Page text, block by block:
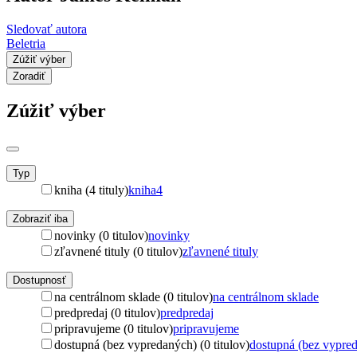
Sledovať autora
Beletria
Zúžiť výber
Zoradiť
Zúžiť výber
Typ
kniha (4 tituly)kniha4
Zobraziť iba
novinky (0 titulov)novinky
zľavnené tituly (0 titulov)zľavnené tituly
Dostupnosť
na centrálnom sklade (0 titulov)na centrálnom sklade
predpredaj (0 titulov)predpredaj
pripravujeme (0 titulov)pripravujeme
dostupná (bez vypredaných) (0 titulov)dostupná (bez